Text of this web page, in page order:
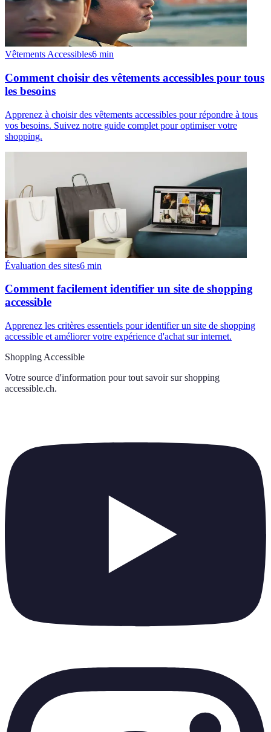
Vêtements Accessibles6 min
Comment choisir des vêtements accessibles pour tous
les besoins
Apprenez à choisir des vêtements accessibles pour répondre à tous
vos besoins. Suivez notre guide complet pour optimiser votre
shopping.
Évaluation des sites6 min
Comment facilement identifier un site de shopping
accessible
Apprenez les critères essentiels pour identifier un site de shopping
accessible et améliorer votre expérience d'achat sur internet.
Shopping Accessible
Votre source d'information pour tout savoir sur shopping
accessible.ch.